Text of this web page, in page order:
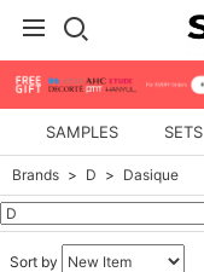
SAMPLES SETS
Brands D Dasique
Sort by